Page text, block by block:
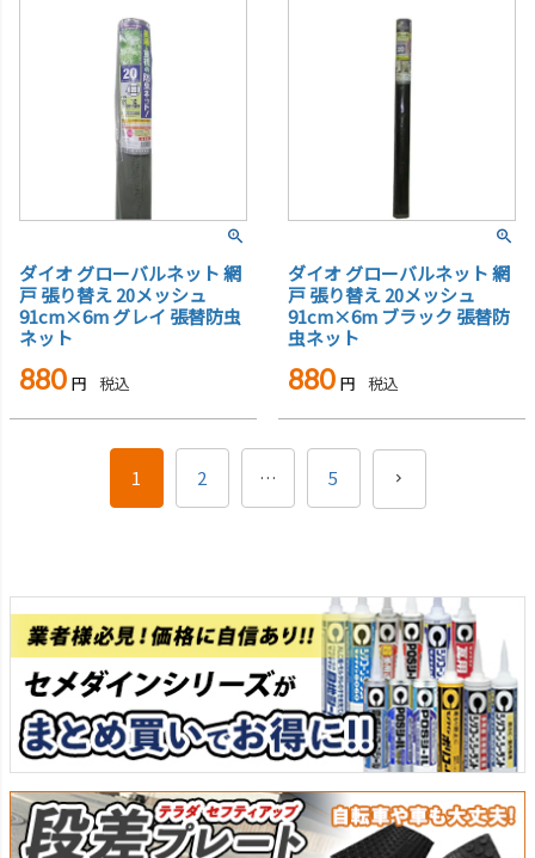
ダイオ グローバルネット 網
戸 張り替え 20メッシュ
91cm×6m グレイ 張替防虫
ネット
880 税込
ダイオ グローバルネット 網
戸 張り替え 20メッシュ
91cm×6m ブラック 張替防
虫ネット
880 税込
1 2 … 5